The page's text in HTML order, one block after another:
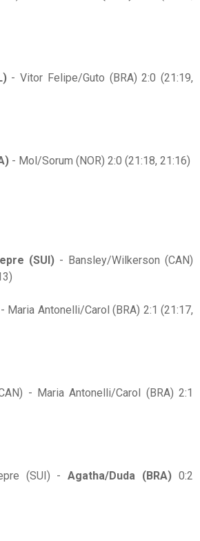
- Vitor Felipe/Guto (BRA) 2:0 (21:19,
- Mol/Sorum (NOR) 2:0 (21:18, 21:16)
(SUI) - Bansley/Wilkerson (CAN)
Maria Antonelli/Carol (BRA) 2:1 (21:17,
- Maria Antonelli/Carol (BRA) 2:1
(SUI) -Agatha/Duda (BRA) 0:2